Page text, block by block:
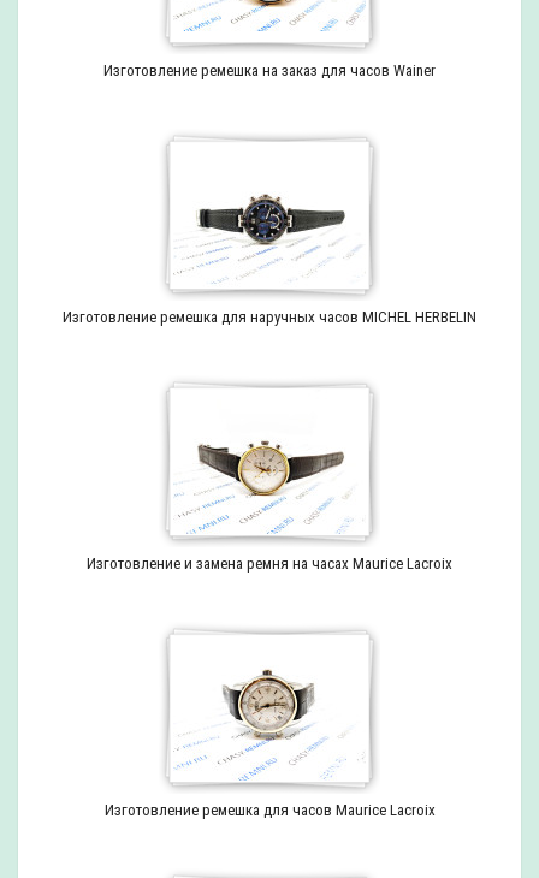
Изготовление ремешка на заказ для часов Wainer
Изготовление ремешка для наручных часов MICHEL HERBELIN
Изготовление и замена ремня на часах Maurice Lacroix
Изготовление ремешка для часов Maurice Lacroix